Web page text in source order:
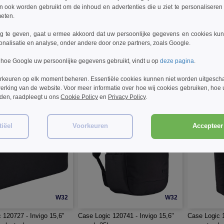
W32
accessoiretas
W32
gerecyclede laptoprugzak 14.5L
€79.13 €90.70
W32
120727 - Invigo 15,6"
W32
Case Logic 120741 - Invigo 15,6"
Case Logic
ook worden gebruikt om de inhoud en advertenties die u ziet te
te geven, gaat u ermee akkoord dat uw persoonlijke gegevens en cookies
en analyse, onder andere door onze partners, zoals Google.
Google uw persoonlijke gegevens gebruikt, vindt u op deze pagina
op elk moment beheren. Essentiële cookies kunnen niet worden
van de website. Voor meer informatie over hoe wij cookies gebruiken, hoe
raadpleegt u ons Cookie Policy en Privacy Policy.
Voorkeuren